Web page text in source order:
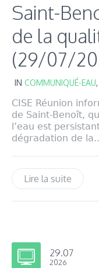
Saint-
de la
(29/07/
IN COMMUNIQUÉ-EAU,
CISE Réunion
de Saint-Benoît,
l’eau est
dégradation de
Lire la suite
29.07
2026